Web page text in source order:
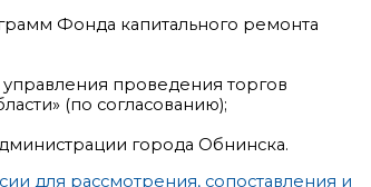
Фонда капитального ремонта
проведения торгов
(по согласованию);
города Обнинска.
для рассмотрения, сопоставления и